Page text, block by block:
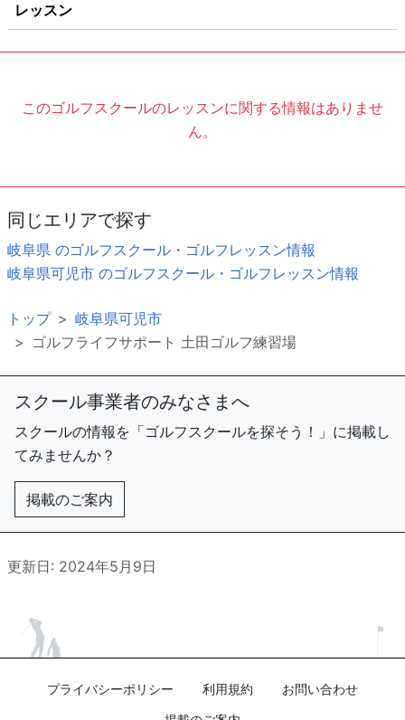
レッスン
このゴルフスクールのレッスンに関する情報はありませ
ん。
同じエリアで探す
岐阜県 のゴルフスクール・ゴルフレッスン情報
岐阜県可児市 のゴルフスクール・ゴルフレッスン情報
トップ
岐阜県可児市
ゴルフライフサポート 土田ゴルフ練習場
スクール事業者のみなさまへ
スクールの情報を「ゴルフスクールを探そう！」に掲載し
てみませんか？
掲載のご案内
更新日: 2024年5月9日
プライバシーポリシー 利用規約
お問い合わせ